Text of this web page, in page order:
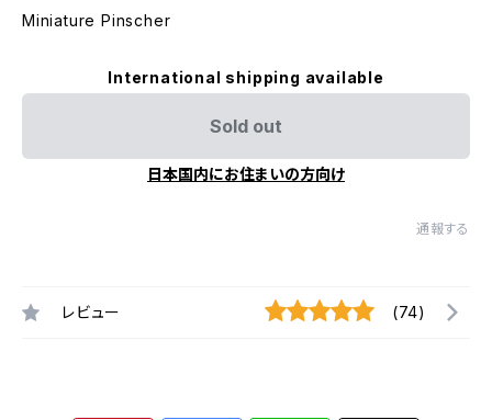
Miniature Pinscher
International shipping available
Sold out
日本国内にお住まいの方向け
通報する
レビュー (74)